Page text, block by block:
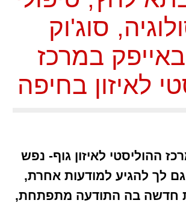
סוג'וק
באייפק במרכז
לאיזון בחיפה
ההוליסטי לאיזון גוף- נפש
גם לך להגיע למודעות אחרת,
חדשה בה התודעה מתפתחת,